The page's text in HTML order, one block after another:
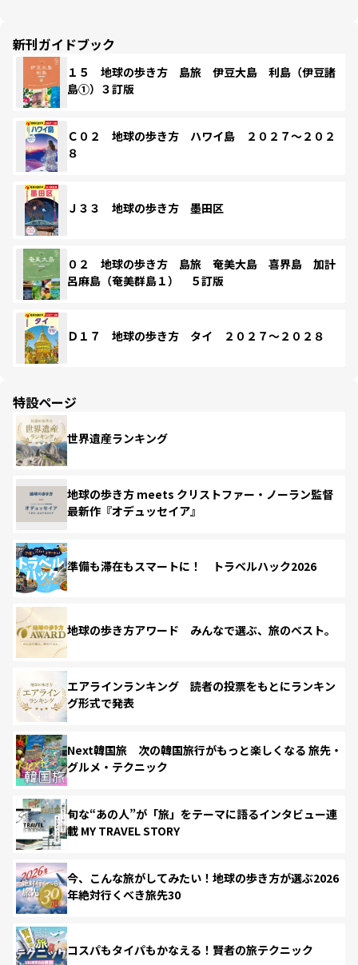
新刊ガイドブック
１５ 地球の歩き方 島旅 伊豆大島 利島（伊豆諸
島①）３訂版
Ｃ０２ 地球の歩き方 ハワイ島 ２０２７～２０２
８
Ｊ３３ 地球の歩き方 墨田区
０２ 地球の歩き方 島旅 奄美大島 喜界島 加計
呂麻島（奄美群島１） ５訂版
Ｄ１７ 地球の歩き方 タイ ２０２７～２０２８
特設ページ
世界遺産ランキング
地球の歩き方 meets クリストファー・ノーラン監督
最新作『オデュッセイア』
準備も滞在もスマートに！ トラベルハック2026
地球の歩き方アワード みんなで選ぶ、旅のベスト。
エアラインランキング 読者の投票をもとにランキン
グ形式で発表
Next韓国旅 次の韓国旅行がもっと楽しくなる 旅先・
グルメ・テクニック
旬な“あの人”が「旅」をテーマに語るインタビュー連
載 MY TRAVEL STORY
今、こんな旅がしてみたい！地球の歩き方が選ぶ2026
年絶対行くべき旅先30
コスパもタイパもかなえる！賢者の旅テクニック